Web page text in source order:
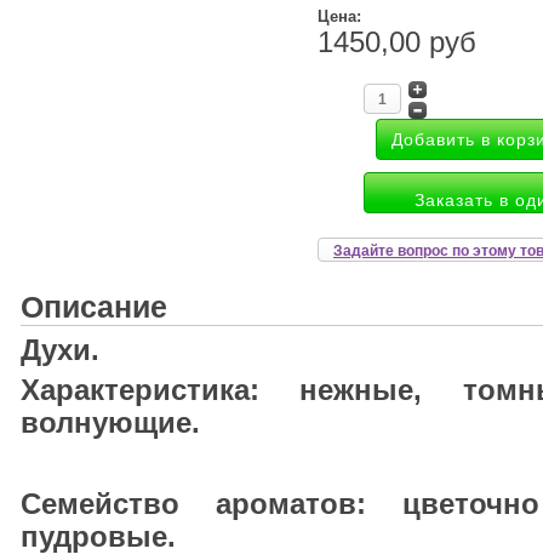
Цена:
1450,00 руб
Заказать в
Задайте вопрос по этому
Описание
Духи.
Характеристика: нежные,
волнующие.
Cемейство ароматов:
пудровые.